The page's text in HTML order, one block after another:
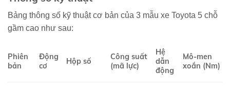
Bảng thông số kỹ thuật cơ bản của 3 mẫu xe Toyota 5 chỗ
gầm cao như sau:
Phiên
bản
Động
cơ
Hộp số
Công suất
(mã lực)
Hệ
dẫn
động
Mô-men
xoắn (Nm)